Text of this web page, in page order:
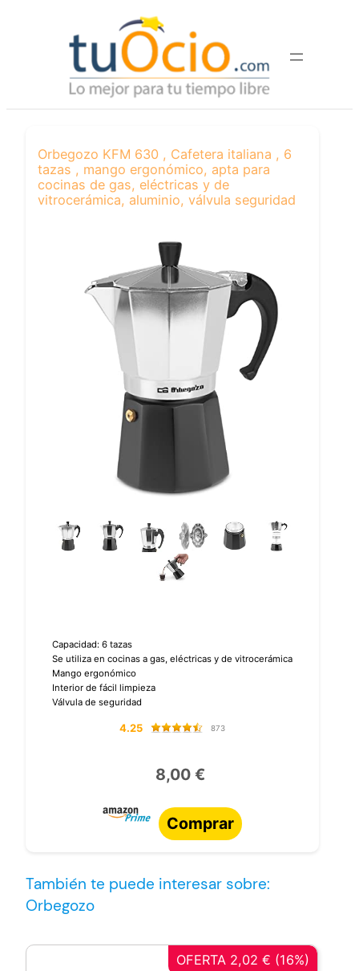
Orbegozo KFM 630 , Cafetera italiana , 6
tazas , mango ergonómico, apta para
cocinas de gas, eléctricas y de
vitrocerámica, aluminio, válvula seguridad
Capacidad: 6 tazas
Se utiliza en cocinas a gas, eléctricas y de vitrocerámica
Mango ergonómico
Interior de fácil limpieza
Válvula de seguridad
4.25 873
8,00 €
Comprar
También te puede interesar sobre:
Orbegozo
OFERTA 2,02 € (16%)